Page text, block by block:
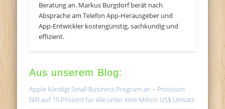
Beratung an. Markus Burgdorf berät nach
Absprache am Telefon App-Herausgeber und
App-Entwickler kostengünstig, sachkundig und
effizient.
Aus unserem Blog:
Apple kündigt Small Business Program an – Provision
fällt auf 15 Prozent für alle unter eine Million US$ Umsatz